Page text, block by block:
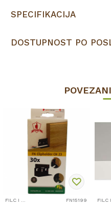
SPECIFIKACIJA
DOSTUPNOST PO
FN15199